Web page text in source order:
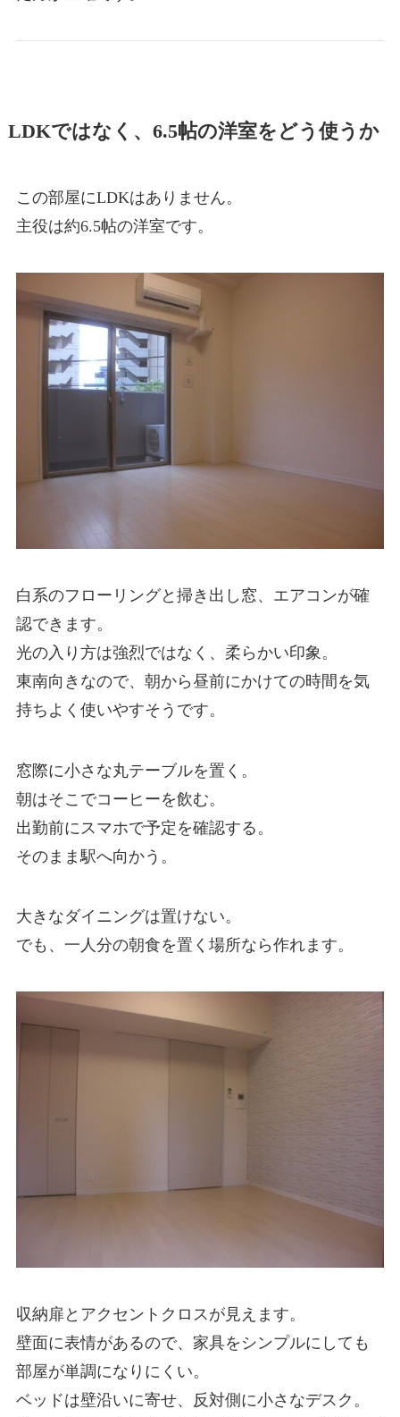
LDKではなく、6.5帖の洋室をどう使うか
この部屋にLDKはありません。
主役は約6.5帖の洋室です。
白系のフローリングと掃き出し窓、エアコンが確
認できます。
光の入り方は強烈ではなく、柔らかい印象。
東南向きなので、朝から昼前にかけての時間を気
持ちよく使いやすそうです。
窓際に小さな丸テーブルを置く。
朝はそこでコーヒーを飲む。
出勤前にスマホで予定を確認する。
そのまま駅へ向かう。
大きなダイニングは置けない。
でも、一人分の朝食を置く場所なら作れます。
収納扉とアクセントクロスが見えます。
壁面に表情があるので、家具をシンプルにしても
部屋が単調になりにくい。
ベッドは壁沿いに寄せ、反対側に小さなデスク。